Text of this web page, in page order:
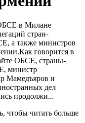
в Милане
стран-
а также министров
говорится в
ОБСЕ, страны-
министр
Мамедъяров и
дел
продолжи...
чтобы читать больше